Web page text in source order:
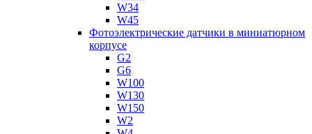
W34
W45
Фотоэлектрические датчики в миниатюрном
корпусе
G2
G6
W100
W130
W150
W2